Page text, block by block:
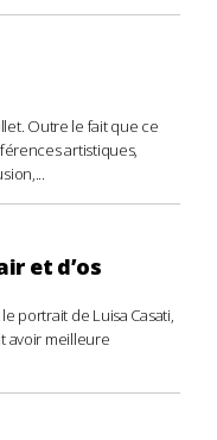
Outre le fait que ce
artistiques,
et d’os
portrait de Luisa Casati,
avoir meilleure